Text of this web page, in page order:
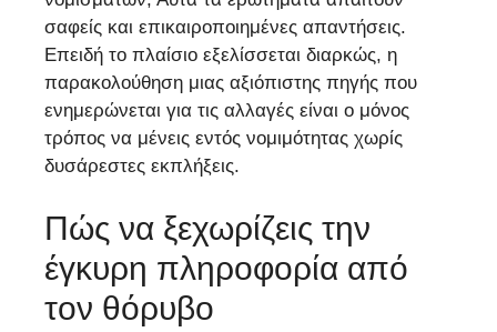
σαφείς και επικαιροποιημένες απαντήσεις.
Επειδή το πλαίσιο εξελίσσεται διαρκώς, η
παρακολούθηση μιας αξιόπιστης πηγής που
ενημερώνεται για τις αλλαγές είναι ο μόνος
τρόπος να μένεις εντός νομιμότητας χωρίς
δυσάρεστες εκπλήξεις.
Πώς να ξεχωρίζεις την
έγκυρη πληροφορία από
τον θόρυβο